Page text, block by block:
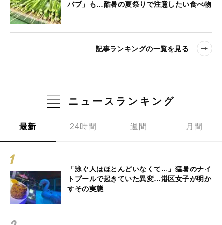
バブ」も…酷暑の夏祭りで注意したい食べ物
記事ランキングの一覧を見る
ニュースランキング
最新 24時間 週間 月間
「泳ぐ人はほとんどいなくて…」猛暑のナイ
トプールで起きていた異変…港区女子が明か
すその実態